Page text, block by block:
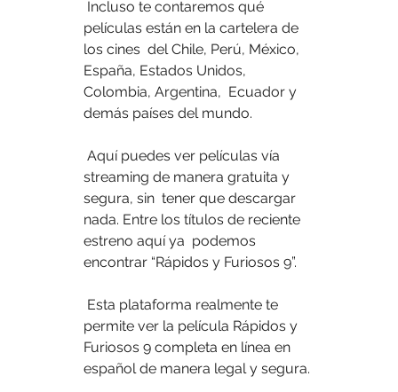
películas están en la cartelera de
los cines  del Chile, Perú, México,
España, Estados Unidos,
Colombia, Argentina,  Ecuador y
demás países del mundo.
streaming de manera gratuita y
segura, sin  tener que descargar
nada. Entre los títulos de reciente
estreno aquí ya  podemos
encontrar “Rápidos y Furiosos 9”.
permite ver la película Rápidos y
Furiosos 9 completa en línea en
español de manera legal y segura.